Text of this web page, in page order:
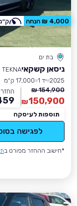
בת ים
ניסאן קשקאיTEKNA
2025 יד 1
17,000 ק״מ
154,900 ₪
150,900
₪
תוספות לעיסקה
לפגישה
*חישוב ההחזר מפורט ב
4,000 ₪ הנחה